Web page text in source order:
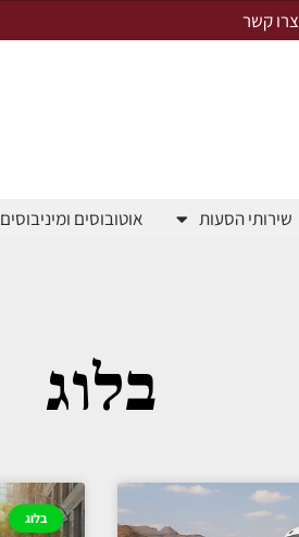
צרו קשר
שירותי הסעות אוטובוסים ומיניבוסים
בלוג
בלוג